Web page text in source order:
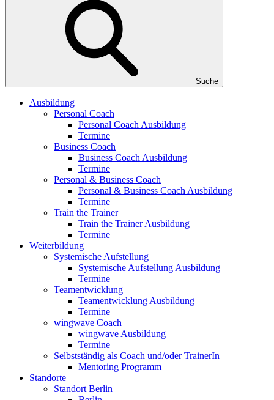
Suche
Ausbildung
Personal Coach
Personal Coach Ausbildung
Termine
Business Coach
Business Coach Ausbildung
Termine
Personal & Business Coach
Personal & Business Coach Ausbildung
Termine
Train the Trainer
Train the Trainer Ausbildung
Termine
Weiterbildung
Systemische Aufstellung
Systemische Aufstellung Ausbildung
Termine
Teamentwicklung
Teamentwicklung Ausbildung
Termine
wingwave Coach
wingwave Ausbildung
Termine
Selbstständig als Coach und/oder TrainerIn
Mentoring Programm
Standorte
Standort Berlin